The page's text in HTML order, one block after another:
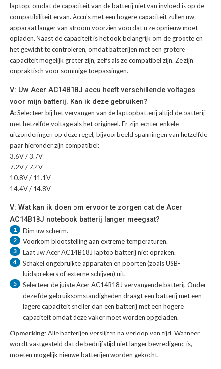
laptop, omdat de capaciteit van de batterij niet van invloed is op de
compatibiliteit ervan. Accu's met een hogere capaciteit zullen uw
apparaat langer van stroom voorzien voordat u ze opnieuw moet
opladen. Naast de capaciteit is het ook belangrijk om de grootte en
het gewicht te controleren, omdat batterijen met een grotere
capaciteit mogelijk groter zijn, zelfs als ze compatibel zijn. Ze zijn
onpraktisch voor sommige toepassingen.
V: Uw Acer AC14B18J accu heeft verschillende voltages
voor mijn batterij. Kan ik deze gebruiken?
A:Selecteer bij het vervangen van de laptopbatterij altijd de batterij
met hetzelfde voltage als het origineel. Er zijn echter enkele
uitzonderingen op deze regel, bijvoorbeeld spanningen van hetzelfde
paar hieronder zijn compatibel:
3.6V / 3.7V
7.2V / 7.4V
10.8V / 11.1V
14.4V / 14.8V
V: Wat kan ik doen om ervoor te zorgen dat de Acer
AC14B18J notebook batterij langer meegaat?
1 Dim uw scherm.
2 Voorkom blootstelling aan extreme temperaturen.
3 Laat uwAcer AC14B18J laptop batterijniet opraken.
4
Schakel ongebruikte apparaten en poorten (zoals USB-
luidsprekers of externe schijven) uit.
5 Selecteer de juisteAcer AC14B18J vervangende batterij. Onder
dezelfde gebruiksomstandigheden draagt een batterij met een
lagere capaciteit sneller dan een batterij met een hogere
capaciteit omdat deze vaker moet worden opgeladen.
Opmerking:Alle batterijen verslijten na verloop van tijd. Wanneer
wordt vastgesteld dat de bedrijfstijd niet langer bevredigend is,
moeten mogelijk nieuwe batterijen worden gekocht.